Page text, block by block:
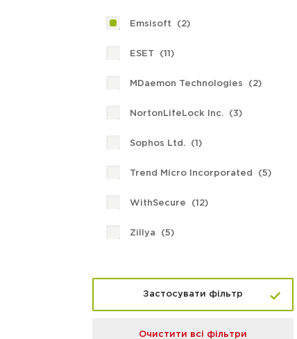
Emsisoft (2)
ESET (11 )
MDaemon Technologies (2)
NortonLifeLock Inc. (3)
Sophos Ltd. (1 )
Trend Micro Incorporated (5)
WithSecure (12)
Zillya (5)
Застосувати фільтр
Очистити всі фільтри